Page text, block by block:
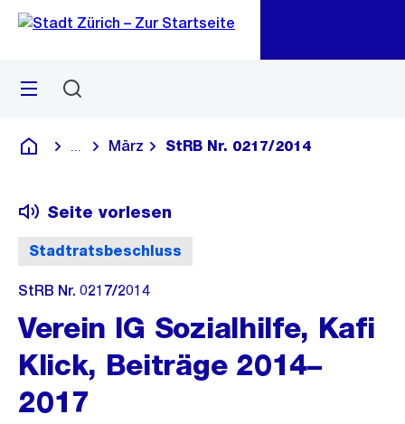
Navigation
Sprunglink
Menü
Deutsch
Blende alle Breadcrumbs ein
März StRB Nr. 0217/2014
Stadtratsbeschluss
Seite vorlesen
StRB Nr. 0217/2014
Verein IG Sozialhilfe, Kafi
Klick, Beiträge 2014–
2017